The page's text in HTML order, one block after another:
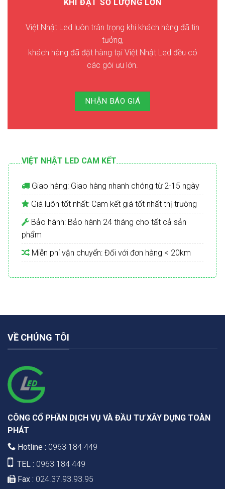
KHI ĐẶT SỐ LƯỢNG LỚN
Việt Nhật Led luôn trân trọng khi khách hàng đã tin
tưởng,
khách hàng đã đặt hàng tại Việt Nhật Led đều có
các gói ưu lớn.
NHẬN BÁO GIÁ
VIỆT NHẬT LED CAM KẾT
Giao hàng: Giao hàng nhanh chóng từ 2-15 ngày
Giá luôn tốt nhất: Cam kết giá tốt nhất thị trường
Bảo hành: Bảo hành 24 tháng cho tất cả sản
phẩm
Miễn phí vận chuyển: Đối với đơn hàng < 20km
VỀ CHÚNG TÔI
CÔNG CỔ PHẦN DỊCH VỤ VÀ ĐẦU TƯ XÂY DỰNG TOÀN
PHÁT
Hotline : 0963 184 449
TEL : 0963 184 449
Fax : 024.37.93.93.95